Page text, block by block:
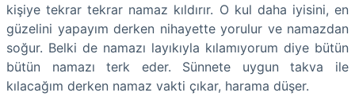
kişiye tekrar tekrar namaz kıldırır. O kul daha iyisini, en
güzelini yapayım derken nihayette yorulur ve namazdan
soğur. Belki de namazı layıkıyla kılamıyorum diye bütün
bütün namazı terk eder. Sünnete uygun takva ile
kılacağım derken namaz vakti çıkar, harama düşer.